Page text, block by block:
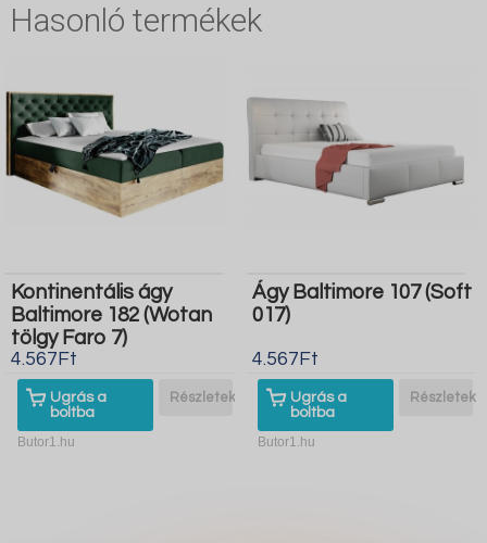
Hasonló termékek
Kontinentális ágy
Baltimore 182 (Wotan
tölgy Faro 7)
4.567Ft
Ugrás a
boltba
Részletek
Butor1.hu
Ágy Baltimore 107 (Soft
017)
4.567Ft
Ugrás a
boltba
Részletek
Butor1.hu